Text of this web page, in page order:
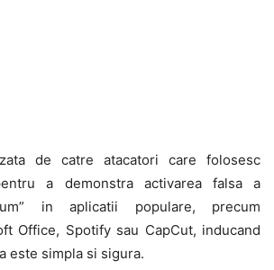
de catre atacatori care folosesc
a demonstra activarea falsa a
in aplicatii populare, precum
Office, Spotify sau CapCut, inducand
este simpla si sigura.